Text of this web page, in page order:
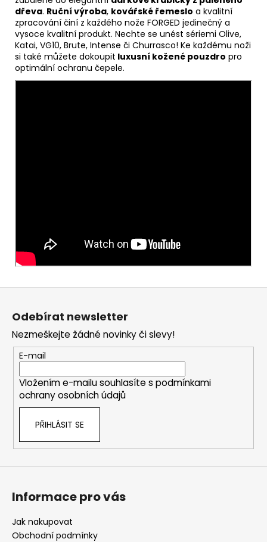
dřeva. Ruční výroba, kovářské řemeslo a kvalitní
zpracování činí z každého nože FORGED jedinečný a
vysoce kvalitní produkt. Nechte se unést sériemi Olive,
Katai, VG10, Brute, Intense či Churrasco! Ke každému noži
si také můžete dokoupit luxusní kožené pouzdro pro
optimální ochranu čepele.
Odebírat newsletter
Nezmeškejte žádné novinky či slevy!
E-mail
Vložením e-mailu souhlasíte s podmínkami
ochrany osobních údajů
PŘIHLÁSIT SE
Informace pro vás
Jak nakupovat
Obchodní podmínky